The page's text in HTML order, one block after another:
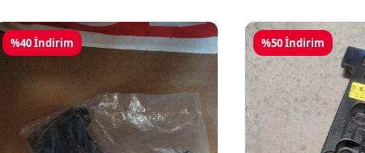
%40 İndirim %50 İndirim